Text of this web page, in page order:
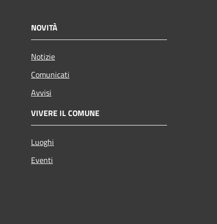
NOVITÀ
Notizie
Comunicati
Avvisi
VIVERE IL COMUNE
Luoghi
Eventi